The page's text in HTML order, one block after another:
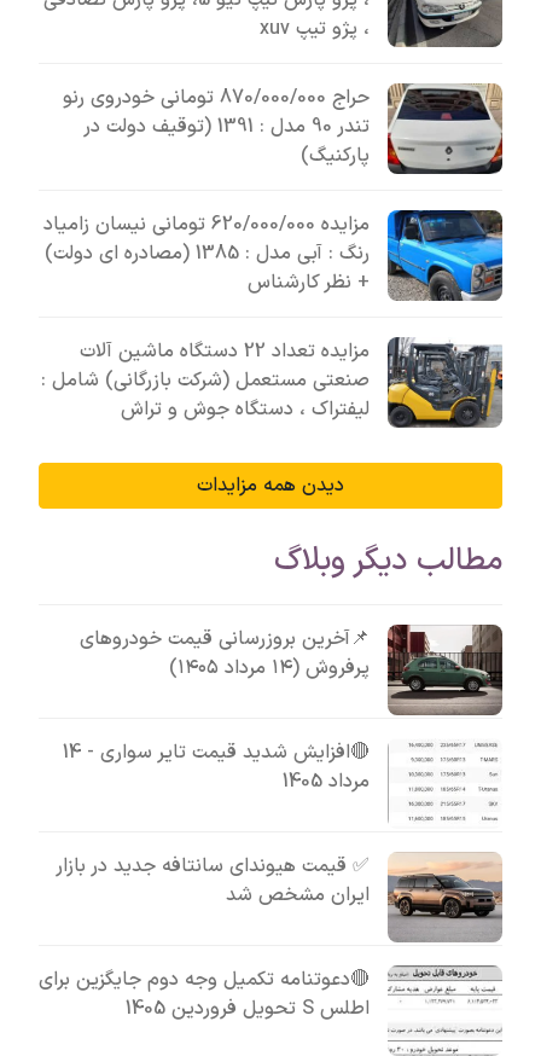
، پژو تیپ xuv
حراج 870/000/000 تومانی خودروی رنو
تندر 90 مدل : 1391 (توقیف دولت در
پارکنیگ)
مزایده 620/000/000 تومانی نیسان زامیاد
رنگ : آبی مدل : 1385 (مصادره ای دولت)
+ نظر کارشناس
مزایده تعداد 22 دستگاه ماشین آلات
صنعتی مستعمل (شرکت بازرگانی) شامل :
لیفتراک ، دستگاه جوش و تراش
دیدن همه مزایدات
مطالب دیگر وبلاگ
📌آخرین بروزرسانی قیمت خودروهای
پرفروش (۱۴ مرداد ۱۴۰۵)
🔴افزایش شدید قیمت تایر سواری - 14
مرداد 1405
✅ قیمت هیوندای سانتافه جدید در بازار
ایران مشخص شد
🔴دعوتنامه تکمیل وجه دوم جایگزین برای
اطلس S تحویل فروردین 1405